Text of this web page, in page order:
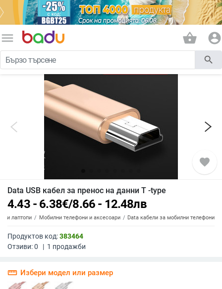
menu shopping_basket account_circle
search
favorite
Data USB кабел за пренос на данни T -type
4.43 - 6.38€/8.66 - 12.48лв
и лаптопи Мобилни телефони и аксесоари Data кабели за мобилни телефони
Продуктов код:383464
Отзиви:0 | 1 продажби
straighten Избери модел или размер